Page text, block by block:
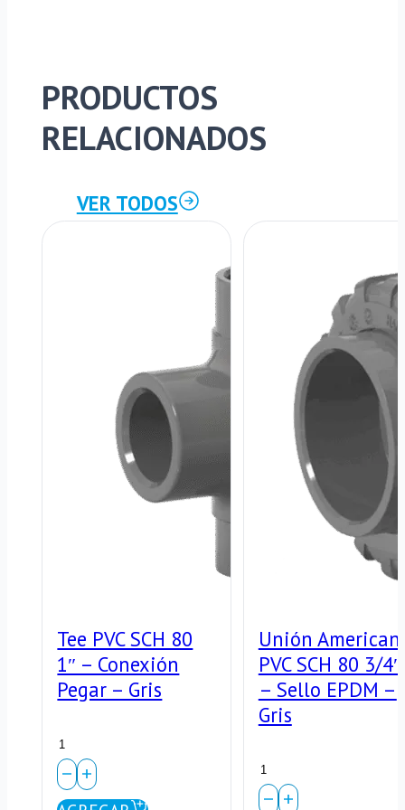
PRODUCTOS
RELACIONADOS
VER TODOS
Tee PVC SCH 80
1″ – Conexión
Pegar – Gris
Tee
PVC
Unión
PVC SCH 80 3/4″
– Sello EPDM –
Gris
Unión
Americana